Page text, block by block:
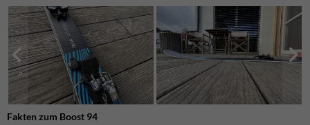
Fakten zum Boost 94